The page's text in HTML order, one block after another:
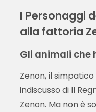
I Personaggi
alla fattoria
Gli animali che
Zenon, il
indiscusso di Il
Zenon. Ma non è